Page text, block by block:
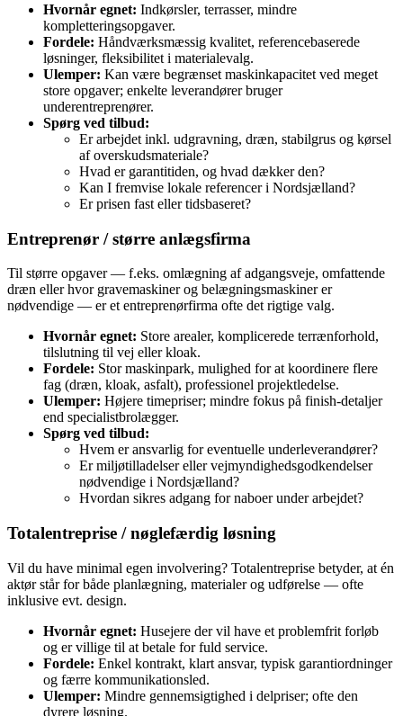
Hvornår egnet: Indkørsler, terrasser, mindre
kompletteringsopgaver.
Fordele: Håndværksmæssig kvalitet, referencebaserede
løsninger, fleksibilitet i materialevalg.
Ulemper: Kan være begrænset maskinkapacitet ved meget
store opgaver; enkelte leverandører bruger
underentreprenører.
Spørg ved tilbud:
Er arbejdet inkl. udgravning, dræn, stabilgrus og kørsel
af overskudsmateriale?
Hvad er garantitiden, og hvad dækker den?
Kan I fremvise lokale referencer i Nordsjælland?
Er prisen fast eller tidsbaseret?
Entreprenør / større anlægsfirma
Til større opgaver — f.eks. omlægning af adgangsveje, omfattende
dræn eller hvor gravemaskiner og belægningsmaskiner er
nødvendige — er et entreprenørfirma ofte det rigtige valg.
Hvornår egnet: Store arealer, komplicerede terrænforhold,
tilslutning til vej eller kloak.
Fordele: Stor maskinpark, mulighed for at koordinere flere
fag (dræn, kloak, asfalt), professionel projektledelse.
Ulemper: Højere timepriser; mindre fokus på finish‑detaljer
end specialistbrolægger.
Spørg ved tilbud:
Hvem er ansvarlig for eventuelle underleverandører?
Er miljøtilladelser eller vejmyndighedsgodkendelser
nødvendige i Nordsjælland?
Hvordan sikres adgang for naboer under arbejdet?
Totalentreprise / nøglefærdig løsning
Vil du have minimal egen involvering? Totalentreprise betyder, at én
aktør står for både planlægning, materialer og udførelse — ofte
inklusive evt. design.
Hvornår egnet: Husejere der vil have et problemfrit forløb
og er villige til at betale for fuld service.
Fordele: Enkel kontrakt, klart ansvar, typisk garantiordninger
og færre kommunikationsled.
Ulemper: Mindre gennemsigtighed i delpriser; ofte den
dyrere løsning.